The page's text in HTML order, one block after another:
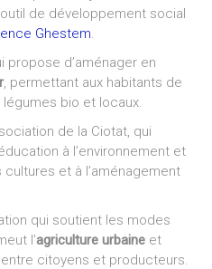
de développement social
Ghestem.
propose d’aménager en
, permettant aux habitants de
bio et locaux.
de la Ciotat, qui
à l’environnement et
et à l’aménagement
qui soutient les modes
l’agriculture urbaine et
citoyens et producteurs.